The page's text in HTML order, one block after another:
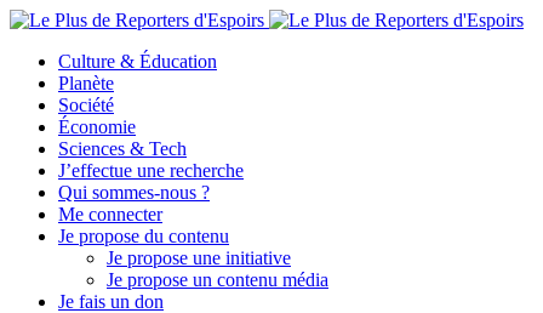
Culture & Éducation
Planète
Société
Économie
Sciences & Tech
J’effectue une recherche
Qui sommes-nous ?
Me connecter
Je propose du contenu
Je propose une initiative
Je propose un contenu média
Je fais un don